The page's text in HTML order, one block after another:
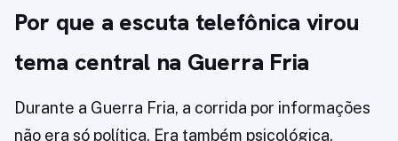
Por que a escuta telefônica virou
tema central na Guerra Fria
Durante a Guerra Fria, a corrida por informações
não era só política. Era também psicológica.